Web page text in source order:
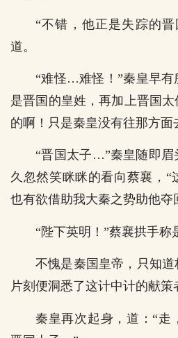
“不错，他正是失踪的
道。
“难怪…难怪！”秦皇早有
是晋国的皇姓，再加上晋国
的啊！只是秦皇没有往那方面
“晋国太子…”秦皇随即
久忽然笑眯眯的看向蔡襄，“
也有欲借助我大秦之势助他夺
“陛下英明！”蔡襄拱手称
不愧是秦国皇帝，只知
片刻便洞悉了这计中计的献策
秦皇再次起身，道：“走